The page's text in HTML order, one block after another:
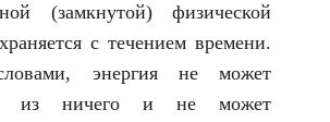
(замкнутой) физической
с течением времени.
энергия не может
из ничего и не может